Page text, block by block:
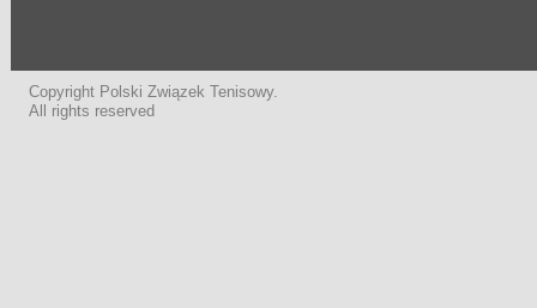
Copyright Polski Związek Tenisowy.
All rights reserved